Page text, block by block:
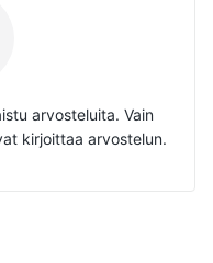
arvosteluita. Vain
kirjoittaa arvostelun.